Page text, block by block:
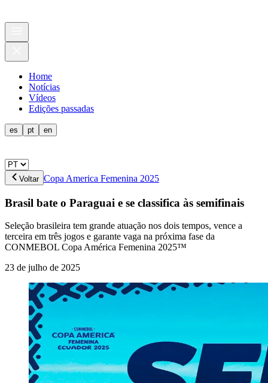
Home
Notícias
Vídeos
Edições passadas
es pt en
Voltar Copa America Femenina 2025
Brasil bate o Paraguai e se classifica às semifinais
Seleção brasileira tem grande atuação nos dois tempos, vence a
terceira em três jogos e garante vaga na próxima fase da
CONMEBOL Copa América Femenina 2025™
23 de julho de 2025